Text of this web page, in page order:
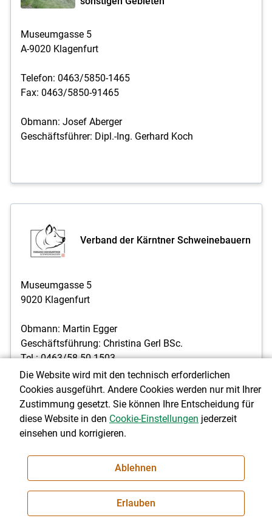
Museumgasse 5
A-9020 Klagenfurt
Telefon: 0463/5850-1465
Fax: 0463/5850-91465
Obmann: Josef Aberger
Geschäftsführer: Dipl.-Ing. Gerhard Koch
Verband der Kärntner Schweinebauern
Museumgasse 5
9020 Klagenfurt
Obmann: Martin Egger
Geschäftsführung: Christina Gerl BSc.
Tel.: 0463/58 50-1503
E-Mail:christina.gerl@lk-kaernten.at
Verband landwirtschaftlicher
Wildtierhalter Kärnten
Die Website wird mit den technisch erforderlichen
Cookies ausgeführt. Andere Cookies werden nur mit Ihrer
Zustimmung gesetzt. Sie können Ihre Entscheidung für
diese Website in den Cookie-Einstellungen jederzeit
einsehen und korrigieren.
Ablehnen
Erlauben